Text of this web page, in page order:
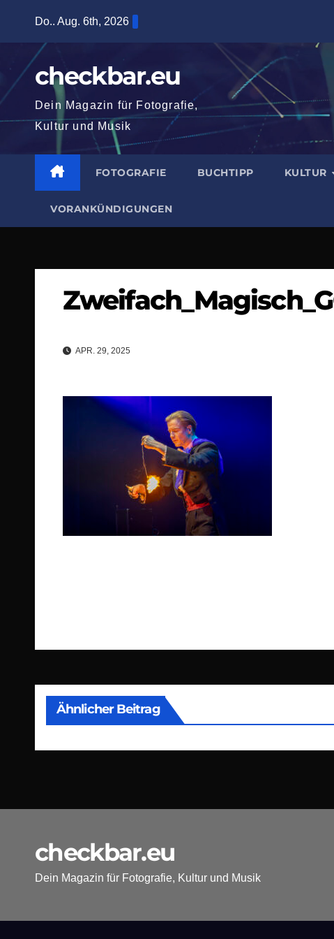
springen
Do.. Aug. 6th, 2026
checkbar.eu
Dein Magazin für Fotografie,
Kultur und Musik
FOTOGRAFIE BUCHTIPP KULTUR
VORANKÜNDIGUNGEN
APR. 29, 2025
Ähnlicher Beitrag
checkbar.eu
Dein Magazin für Fotografie, Kultur und Musik